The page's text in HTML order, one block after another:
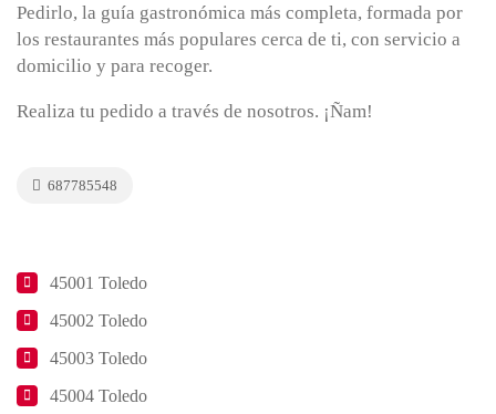
Pedirlo, la guía gastronómica más completa, formada por
los restaurantes más populares cerca de ti, con servicio a
domicilio y para recoger.
Realiza tu pedido a través de nosotros. ¡Ñam!
687785548
45001 Toledo
45002 Toledo
45003 Toledo
45004 Toledo